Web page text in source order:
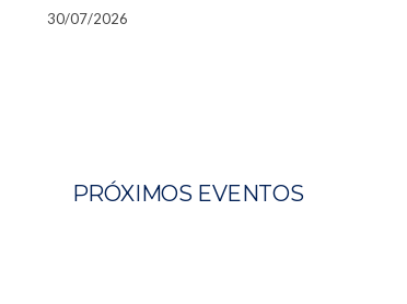
30/07/2026
PRÓXIMOS EVENTOS